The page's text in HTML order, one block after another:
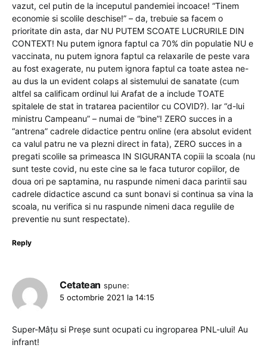
vazut, cel putin de la inceputul pandemiei incoace! “Tinem
economie si scolile deschise!” – da, trebuie sa facem o
prioritate din asta, dar NU PUTEM SCOATE LUCRURILE DIN
CONTEXT! Nu putem ignora faptul ca 70% din populatie NU e
vaccinata, nu putem ignora faptul ca relaxarile de peste vara
au fost exagerate, nu putem ignora faptul ca toate astea ne-
au dus la un evident colaps al sistemului de sanatate (cum
altfel sa calificam ordinul lui Arafat de a include TOATE
spitalele de stat in tratarea pacientilor cu COVID?). Iar “d-lui
ministru Campeanu” – numai de “bine”! ZERO succes in a
“antrena” cadrele didactice pentru online (era absolut evident
ca valul patru ne va plezni direct in fata), ZERO succes in a
pregati scolile sa primeasca IN SIGURANTA copiii la scoala (nu
sunt teste covid, nu este cine sa le faca tuturor copiilor, de
doua ori pe saptamina, nu raspunde nimeni daca parintii sau
cadrele didactice ascund ca sunt bonavi si continua sa vina la
scoala, nu verifica si nu raspunde nimeni daca regulile de
preventie nu sunt respectate).
Reply
Cetatean spune:
5 octombrie 2021 la 14:15
Super-Mâțu si Preșe sunt ocupati cu ingroparea PNL-ului! Au
infrant!